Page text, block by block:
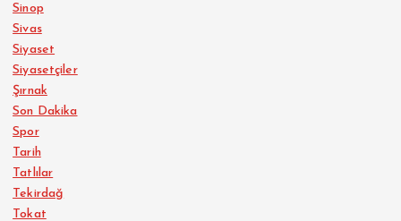
Sinop
Sivas
Siyaset
Siyasetçiler
Şırnak
Son Dakika
Spor
Tarih
Tatlılar
Tekirdağ
Tokat